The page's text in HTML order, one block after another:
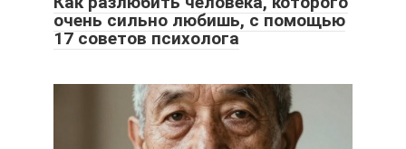
очень сильно любишь, с помощью
17 советов психолога